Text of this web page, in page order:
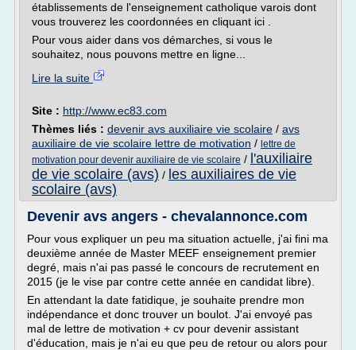
établissements de l'enseignement catholique varois dont
vous trouverez les coordonnées en cliquant ici .
Pour vous aider dans vos démarches, si vous le
souhaitez, nous pouvons mettre en ligne...
Lire la suite
Site : http://www.ec83.com
Thèmes liés : devenir avs auxiliaire vie scolaire / avs
auxiliaire de vie scolaire lettre de motivation / lettre de
motivation pour devenir auxiliaire de vie scolaire / l'auxiliaire
de vie scolaire (avs) / les auxiliaires de vie
scolaire (avs)
Devenir avs angers - chevalannonce.com
Pour vous expliquer un peu ma situation actuelle, j'ai fini ma
deuxième année de Master MEEF enseignement premier
degré, mais n'ai pas passé le concours de recrutement en
2015 (je le vise par contre cette année en candidat libre).
En attendant la date fatidique, je souhaite prendre mon
indépendance et donc trouver un boulot. J'ai envoyé pas
mal de lettre de motivation + cv pour devenir assistant
d'éducation, mais je n'ai eu que peu de retour ou alors pour